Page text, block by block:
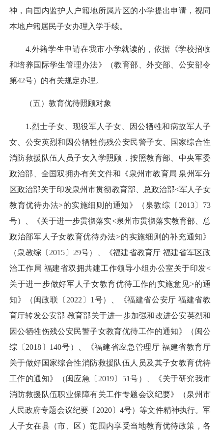
神，向国内监护人户籍地所属片区的小学提出申请，视同
本地户籍居民子女办理入学手续。
4.外籍学生申请在我市小学就读的，依据《学校招收
和培养国际学生管理办法》（教育部、外交部、公安部令
第42号）的有关规定办理。
（五）教育优待照顾对象
1.烈士子女、现役军人子女、因公牺牲和病故军人子
女、公安英烈和因公牺牲伤残公安民警子女、国家综合性
消防救援队伍人员子女入学照顾，按照教育部、中央军委
政治部、全国双拥办有关文件和《泉州市教育局 泉州军分
区政治部关于印发泉州市贯彻教育部、总政治部<军人子女
教育优待办法>的实施细则的通知》（泉教综〔2013〕73
号）、《关于进一步贯彻落实<泉州市贯彻落实教育部、总
政治部军人子女教育优待办法>的实施细则的补充通知》
（泉教综〔2015〕29号）、《福建省教育厅 福建省军区政
治工作局 福建省双拥共建工作领导小组办公室关于印发<
关于进一步做好军人子女教育优待工作的实施意见>的通
知》（闽政联〔2022〕1号）、《福建省公安厅 福建省教
育厅转发公安部 教育部关于进一步加强和改进公安英烈和
因公牺牲伤残公安民警子女教育优待工作的通知》（闽公
综〔2018〕140号）、《福建省应急管理厅 福建省教育厅
关于做好国家综合性消防救援队伍人员及其子女教育优待
工作的通知》（闽应急〔2019〕51号）、《关于研究我市
消防救援队伍职业保障有关工作专题会议纪要》（泉州市
人民政府专题会议纪要〔2020〕4号）等文件精神执行。军
人子女在县（市、区）范围内享受当地教育优待政策，各